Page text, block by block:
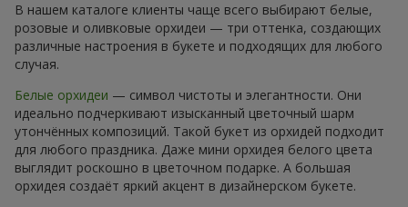
В нашем каталоге клиенты чаще всего выбирают белые,
розовые и оливковые орхидеи — три оттенка, создающих
различные настроения в букете и подходящих для любого
случая.
Белые орхидеи — символ чистоты и элегантности. Они
идеально подчеркивают изысканный цветочный шарм
утончённых композиций. Такой букет из орхидей подходит
для любого праздника. Даже мини орхидея белого цвета
выглядит роскошно в цветочном подарке. А большая
орхидея создаёт яркий акцент в дизайнерском букете.